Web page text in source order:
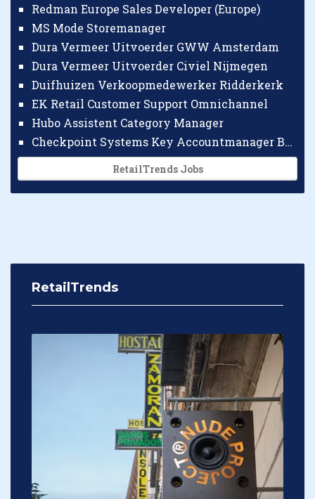
Redman Europe Sales Developer (Europe)
MS Mode Storemanager
Dura Vermeer Uitvoerder GWW Amsterdam
Dura Vermeer Uitvoerder Civiel Nijmegen
Duifhuizen Verkoopmedewerker Ridderkerk
EK Retail Customer Support Omnichannel
Hubo Assistent Category Manager
Checkpoint Systems Key Accountmanager Benelux
RetailTrends Jobs
RetailTrends